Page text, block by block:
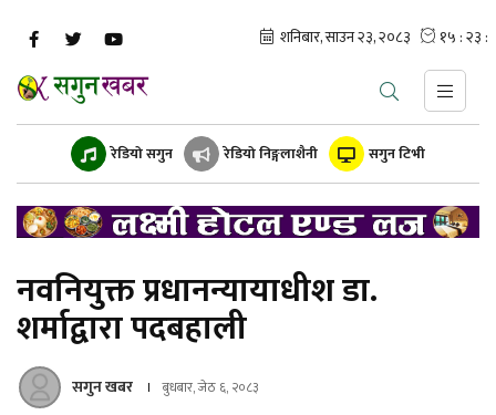
रेडियो सगुन रेडियो निङ्गलाशैनी सगुन टिभी
नवनियुक्त प्रधानन्यायाधीश डा.
शर्माद्वारा पदबहाली
सगुन खबर बुधबार, जेठ ६, २०८३